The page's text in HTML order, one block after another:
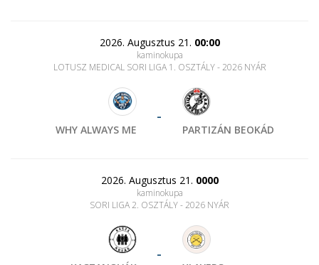
2026. Augusztus 21. 00:00
kaminokupa
LOTUSZ MEDICAL SORI LIGA 1. OSZTÁLY - 2026 NYÁR
WHY ALWAYS ME
-
PARTIZÁN BEOKÁD
2026. Augusztus 21. 0000
kaminokupa
SORI LIGA 2. OSZTÁLY - 2026 NYÁR
-